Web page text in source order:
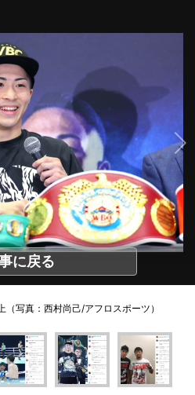
に戻る
（写真：西村尚己/アフロスポーツ）